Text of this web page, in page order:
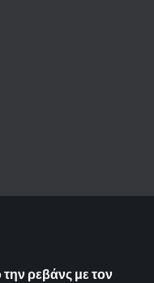
ρεβάνς με τον